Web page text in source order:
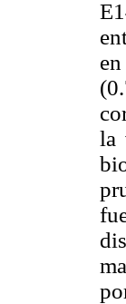
la